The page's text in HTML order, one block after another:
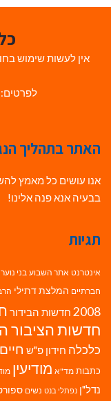
אין לעשות שימוש
לפרטים: Avihai.ZoomAt@gmail.com
האתר בתהליך
אנו עושים כל מאמץ
בבעיה אנא פנה אלינו!
תגיות
אינטרנט אתר השבוע בני נוער
חברתיים המלצת דתילי
2008 חדשות הבידור
חדשות הציבור
כלכלה חידון פ"ש
כתבות מד"א מודיעין
נדל"ן נפתלי בנט נשים